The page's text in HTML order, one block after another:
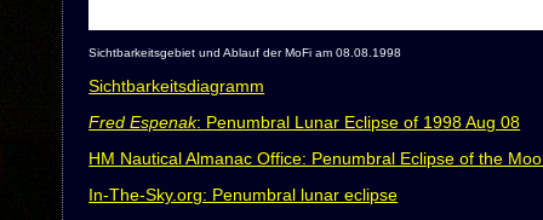
Sichtbarkeitsgebiet und Ablauf der MoFi am 08.08.1998
Sichtbarkeitsdiagramm
Fred Espenak: Penumbral Lunar Eclipse of 1998 Aug 08
HM Nautical Almanac Office: Penumbral Eclipse of the
In-The-Sky.org: Penumbral lunar eclipse